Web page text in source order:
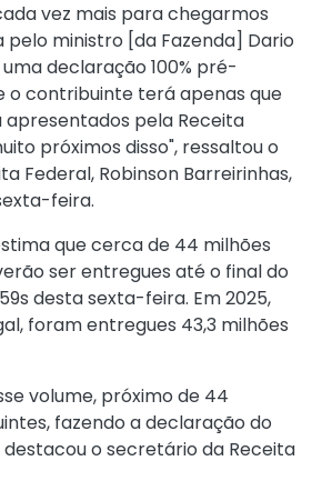
vez mais para chegarmos
pelo ministro [da Fazenda] Dario
declaração 100% pré-
o contribuinte terá apenas que
apresentados pela Receita
próximos disso", ressaltou o
Federal, Robinson Barreirinhas,
feira.
que cerca de 44 milhões
ser entregues até o final do
desta sexta-feira. Em 2025,
foram entregues 43,3 milhões
volume, próximo de 44
fazendo a declaração do
destacou o secretário da Receita